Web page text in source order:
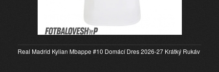
Real Madrid Kylian Mbappe #10 Domácí Dres 2026-27 Krátký Rukáv